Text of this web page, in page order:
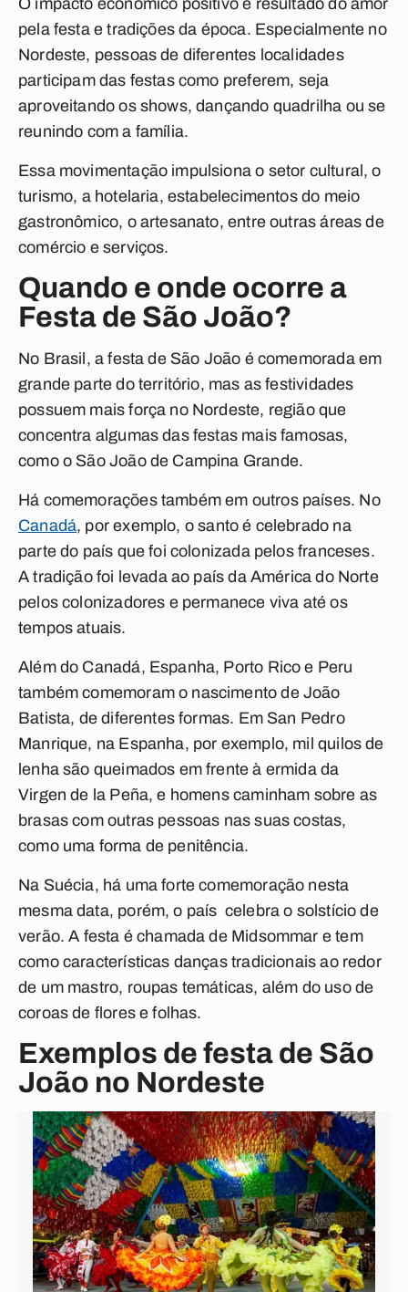
O impacto econômico positivo é resultado do amor
pela festa e tradições da época. Especialmente no
Nordeste, pessoas de diferentes localidades
participam das festas como preferem, seja
aproveitando os shows, dançando quadrilha ou se
reunindo com a família.
Essa movimentação impulsiona o setor cultural, o
turismo, a hotelaria, estabelecimentos do meio
gastronômico, o artesanato, entre outras áreas de
comércio e serviços.
Quando e onde ocorre a
Festa de São João?
No Brasil, a festa de São João é comemorada em
grande parte do território, mas as festividades
possuem mais força no Nordeste, região que
concentra algumas das festas mais famosas,
como o São João de Campina Grande.
Há comemorações também em outros países. No
Canadá, por exemplo, o santo é celebrado na
parte do país que foi colonizada pelos franceses.
A tradição foi levada ao país da América do Norte
pelos colonizadores e permanece viva até os
tempos atuais.
Além do Canadá, Espanha, Porto Rico e Peru
também comemoram o nascimento de João
Batista, de diferentes formas. Em San Pedro
Manrique, na Espanha, por exemplo, mil quilos de
lenha são queimados em frente à ermida da
Virgen de la Peña, e homens caminham sobre as
brasas com outras pessoas nas suas costas,
como uma forma de penitência.
Na Suécia, há uma forte comemoração nesta
mesma data, porém, o país celebra o solstício de
verão. A festa é chamada de Midsommar e tem
como características danças tradicionais ao redor
de um mastro, roupas temáticas, além do uso de
coroas de flores e folhas.
Exemplos de festa de São
João no Nordeste